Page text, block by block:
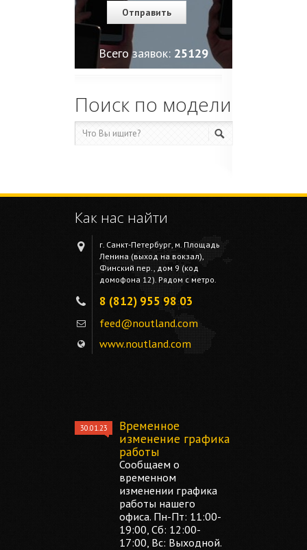
Всего заявок: 25129
Поиск по модели
Как нас найти
г. Санкт-Петербург, м. Площадь
Ленина (выход на вокзал),
Финский пер., дом 9 (код
домофона 12). Рядом с метро.
8 (812) 955 98 03
feed@noutland.com
www.noutland.com
30.01.23
Временное
изменение графика
работы
Сообщаем о
временном
изменении графика
работы нашего
офиса. Пн-Пт: 11:00-
19:00, Сб: 12:00-
17:00, Вс: Выходной.